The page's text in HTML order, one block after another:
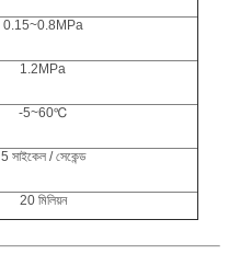
0.15~0.8MPa
1.2MPa
-5~60℃
5 সাইকেল / সেকেন্ড
20 মিলিয়ন